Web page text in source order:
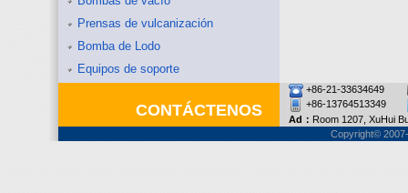
Prensas de vulcanización
Bomba de Lodo
Equipos de soporte
CONTÁCTENOS
+86-21-33634649
+86-13764513349
Ad： Room 1207, XuHui
Copyright©